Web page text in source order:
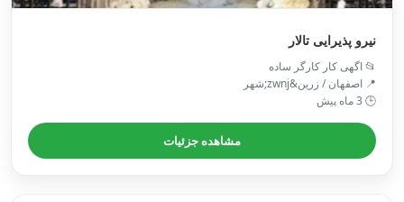
نیرو پذیرایی تالار
📂 اگهی کار کارگر ساده
📍 اصفهان / زرین&zwnj;شهر
🕒 3 ماه پیش
مشاهده جزئیات